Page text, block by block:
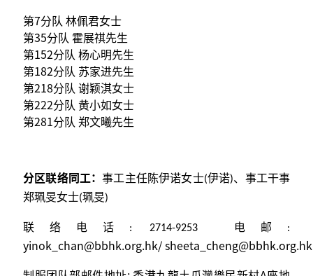
第7分队 林佩君女士
第35分队 霍展祺先生
第152分队 杨心明先生
第182分队 苏家进先生
第218分队 谢颖淇女士
第222分队 黄小如女士
第281分队 郑文曦先生
分区联络同工：事工主任陈伊诺女士(伊诺)、
事工干事
郑珮旻女士(珮旻)
联络电话: 2714-9253 电邮:
yinok_chan@bbhk.org.hk/sheeta_cheng@bbhk.org.hk